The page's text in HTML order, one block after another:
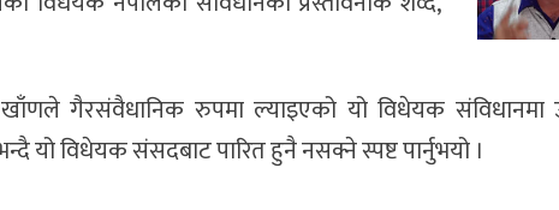
गैरस‌ंवैधानिक रुपमा ल्याइएको यो विधेयक
यो विधेयक संसदबाट पारित हुनै नसक्ने स्पष्ट पार्नुभयो ।